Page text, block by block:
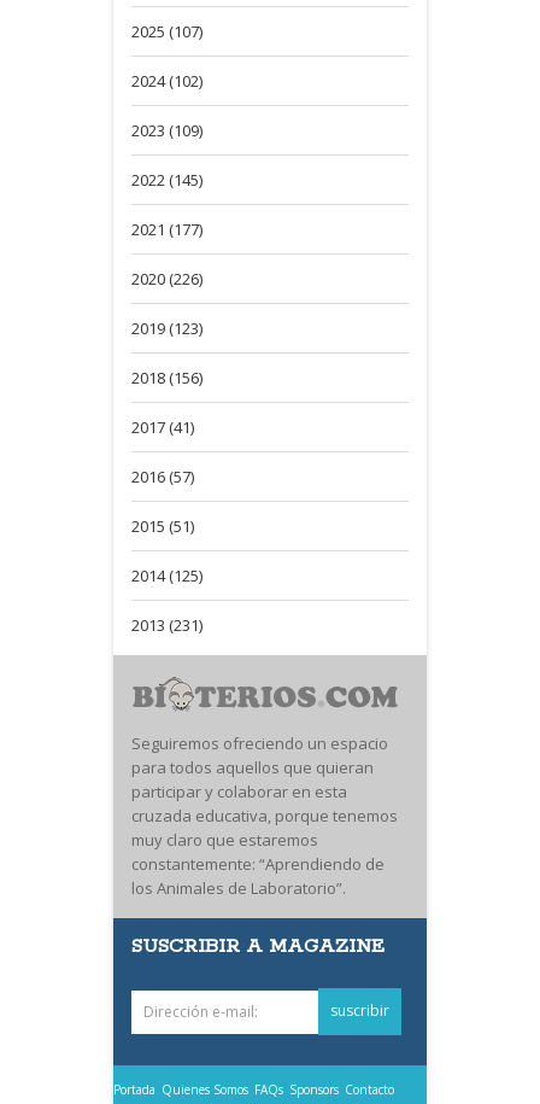
2025 (107)
2024 (102)
2023 (109)
2022 (145)
2021 (177)
2020 (226)
2019 (123)
2018 (156)
2017 (41)
2016 (57)
2015 (51)
2014 (125)
2013 (231)
Seguiremos ofreciendo un espacio
para todos aquellos que quieran
participar y colaborar en esta
cruzada educativa, porque tenemos
muy claro que estaremos
constantemente: “Aprendiendo de
los Animales de Laboratorio”.
SUSCRIBIR A MAGAZINE
Portada Quienes Somos FAQs Sponsors Contacto